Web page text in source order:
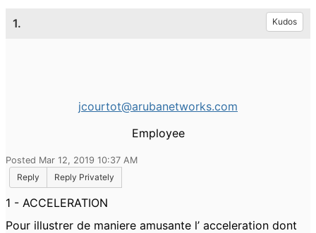
1. Kudos
jcourtot@arubanetworks.com
Employee
Posted Mar 12, 2019 10:37 AM
Reply
Reply Privately
1 - ACCELERATION
Pour illustrer de maniere amusante l’ acceleration dont